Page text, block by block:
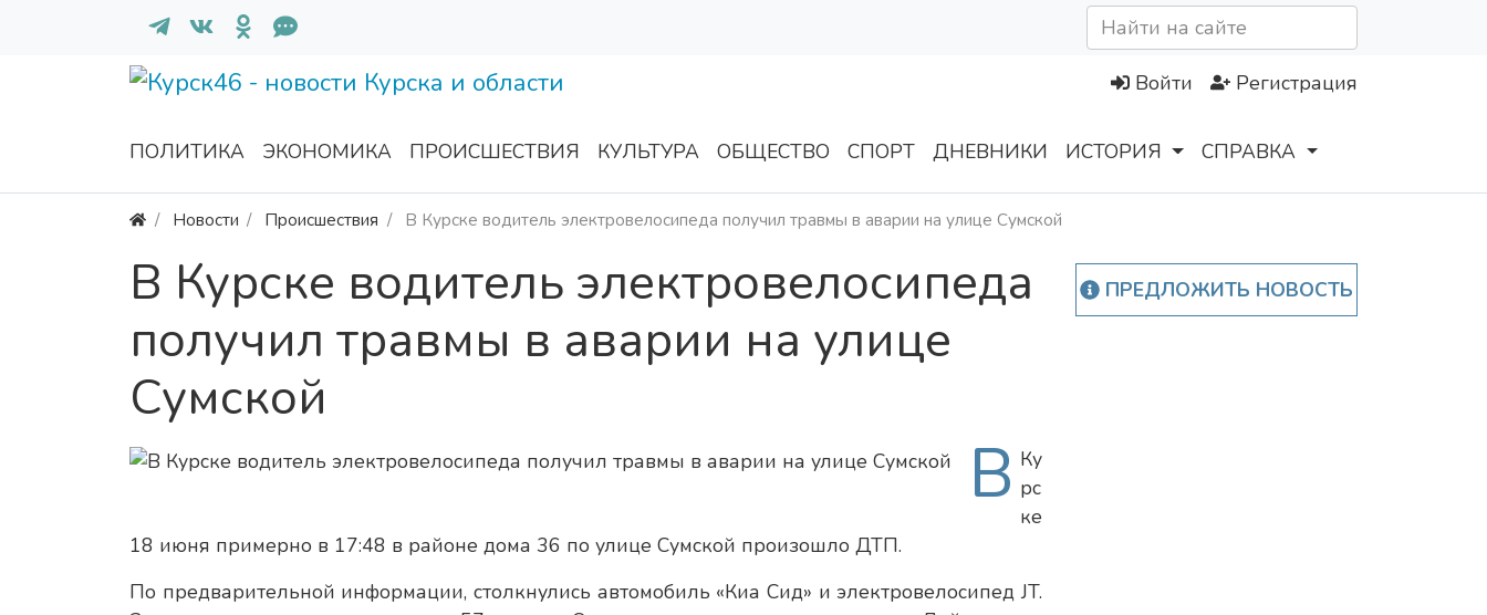
Войти Регистрация
ПОЛИТИКА ЭКОНОМИКА ПРОИСШЕСТВИЯ КУЛЬТУРА ОБЩЕСТВО СПОРТ ДНЕВНИКИ ИСТОРИЯ СПРАВКА
Новости Происшествия В Курске водитель электровелосипеда получил травмы в аварии на улице Сумской
В Курске водитель электровелосипеда
получил травмы в аварии на улице
Сумской
В Ку
рс
ке
18 июня примерно в 17:48 в районе дома 36 по улице Сумской произошло ДТП.
По предварительной информации, столкнулись автомобиль «Киа Сид» и электровелосипед JT.
ПРЕДЛОЖИТЬ НОВОСТЬ